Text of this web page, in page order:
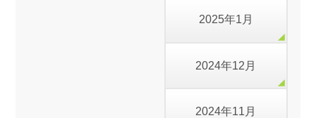
2025年1月
2024年12月
2024年11月